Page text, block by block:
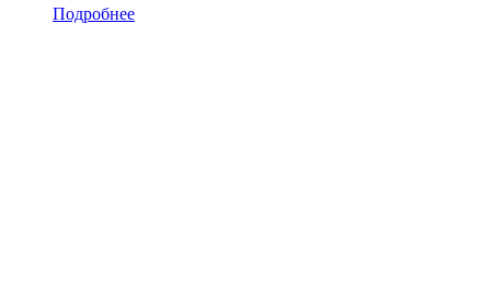
Подробнее